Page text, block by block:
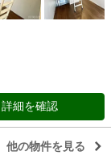
詳細を確認
他の物件を見る